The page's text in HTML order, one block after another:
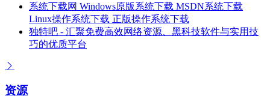
系统下载网 Windows原版系统下载 MSDN系统下载
Linux操作系统下载 正版操作系统下载
独特吧 - 汇聚免费高效网络资源、黑科技软件与实用技
巧的优质平台
资源